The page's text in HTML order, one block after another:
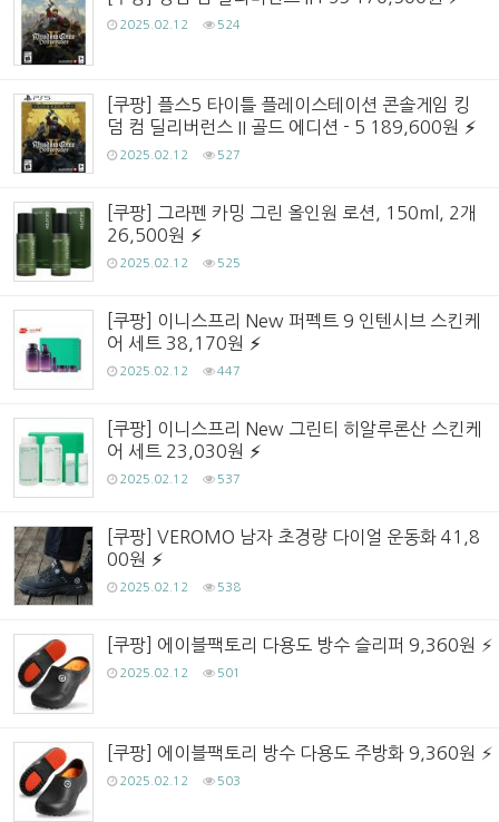
2025.02.12 524
[쿠팡] 플스5 타이틀 플레이스테이션 콘솔게임 킹
덤 컴 딜리버런스 II 골드 에디션 - 5 189,600원
2025.02.12 527
[쿠팡] 그라펜 카밍 그린 올인원 로션, 150ml, 2개
26,500원
2025.02.12 525
[쿠팡] 이니스프리 New 퍼펙트 9 인텐시브 스킨케
어 세트 38,170원
2025.02.12 447
[쿠팡] 이니스프리 New 그린티 히알루론산 스킨케
어 세트 23,030원
2025.02.12 537
[쿠팡] VEROMO 남자 초경량 다이얼 운동화 41,8
00원
2025.02.12 538
[쿠팡] 에이블팩토리 다용도 방수 슬리퍼 9,360원
2025.02.12 501
[쿠팡] 에이블팩토리 방수 다용도 주방화 9,360원
2025.02.12 503